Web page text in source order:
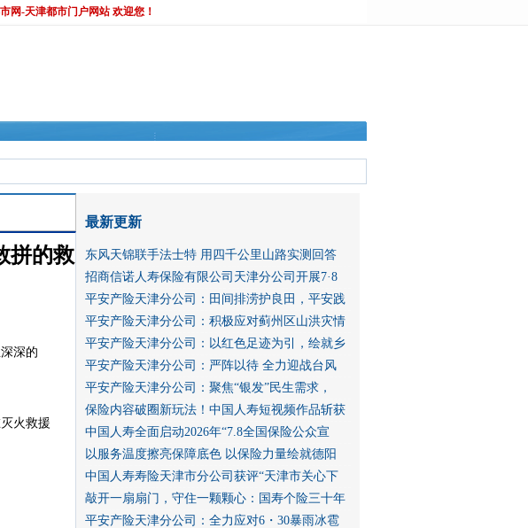
网-天津都市门户网站 欢迎您！
拼的救
深的
火救援
最新更新
东风天锦联手法士特 用四千公里山路实测回答
招商信诺人寿保险有限公司天津分公司开展7·8
平安产险天津分公司：田间排涝护良田，平安践
平安产险天津分公司：积极应对蓟州区山洪灾情
平安产险天津分公司：以红色足迹为引，绘就乡
平安产险天津分公司：严阵以待 全力迎战台风
平安产险天津分公司：聚焦“银发”民生需求，
保险内容破圈新玩法！中国人寿短视频作品斩获
中国人寿全面启动2026年“7.8全国保险公众宣
以服务温度擦亮保障底色 以保险力量绘就德阳
中国人寿寿险天津市分公司获评“天津市关心下
敲开一扇扇门，守住一颗颗心：国寿个险三十年
平安产险天津分公司：全力应对6・30暴雨冰雹